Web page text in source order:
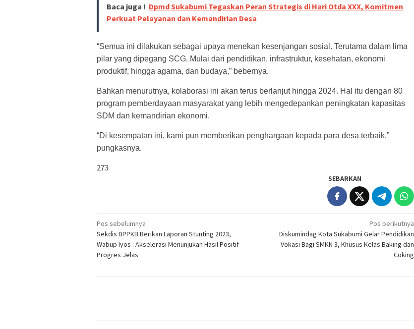
Baca juga ! Dpmd Sukabumi Tegaskan Peran Strategis di Hari Otda XXX, Komitmen
Perkuat Pelayanan dan Kemandirian Desa
“Semua ini dilakukan sebagai upaya menekan kesenjangan sosial. Terutama dalam lima
pilar yang dipegang SCG. Mulai dari pendidikan, infrastruktur, kesehatan, ekonomi
produktif, hingga agama, dan budaya,” bebernya.
Bahkan menurutnya, kolaborasi ini akan terus berlanjut hingga 2024. Hal itu dengan 80
program pemberdayaan masyarakat yang lebih mengedepankan peningkatan kapasitas
SDM dan kemandirian ekonomi.
“Di kesempatan ini, kami pun memberikan penghargaan kepada para desa terbaik,”
pungkasnya.
273
SEBARKAN
Navigasi
pos
Pos sebelumnya
Sekdis DPPKB Berikan Laporan Stunting 2023,
Wabup Iyos : Akselerasi Menunjukan Hasil Positif
Progres Jelas
Pos berikutnya
Diskumindag Kota Sukabumi Gelar Pendidikan
Vokasi Bagi SMKN 3, Khusus Kelas Baking dan
Coking